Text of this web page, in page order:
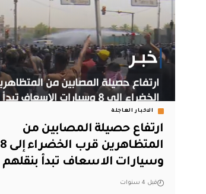
الاخبار العاجلة
ارتفاع حصيلة المصابين من
المتظاهرين قرب الخضراء إلى 8
وسيارات الاسعاف تبدأ بنقلهم
قبل 4 سنوات